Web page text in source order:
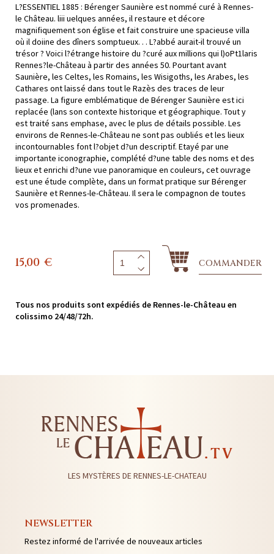
L?ESSENTIEL 1885 : Bérenger Saunière est nommé curé à Rennes-
le Château. liii uelques années, il restaure et décore
magnifiquement son église et fait construire une spacieuse villa
où il doiine des dîners somptueux. . . L?abbé aurait-il trouvé un
trésor ? Voici l?étrange histoire du ?curé aux millions qui l)oPt1laris
Rennes?le-Château à partir des années 50. Pourtant avant
Saunière, les Celtes, les Romains, les Wisigoths, les Arabes, les
Cathares ont laissé dans tout le Razès des traces de leur
passage. La figure emblématique de Bérenger Saunière est ici
replacée (lans son contexte historique et géographique. Tout y
est traité sans emphase, avec le plus de détails possible. Les
environs de Rennes-le-Château ne sont pas oubliés et les lieux
incontournables font l?objet d?un descriptif. Etayé par une
importante iconographie, complété d?une table des noms et des
lieux et enrichi d?une vue panoramique en couleurs, cet ouvrage
est une étude complète, dans un format pratique sur Bérenger
Saunière et Rennes-le-Château. Il sera le compagnon de toutes
vos promenades.
15,00 € COMMANDER
Tous nos produits sont expédiés de Rennes-le-Château en
colissimo 24/48/72h.
LES MYSTÈRES DE RENNES-LE-CHATEAU
NEWSLETTER
Restez informé de l'arrivée de nouveaux articles